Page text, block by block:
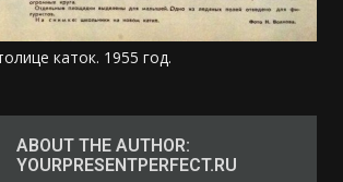
каток. 1955 год.
ABOUT THE AUTHOR:
YOURPRESENTPERFECT.RU